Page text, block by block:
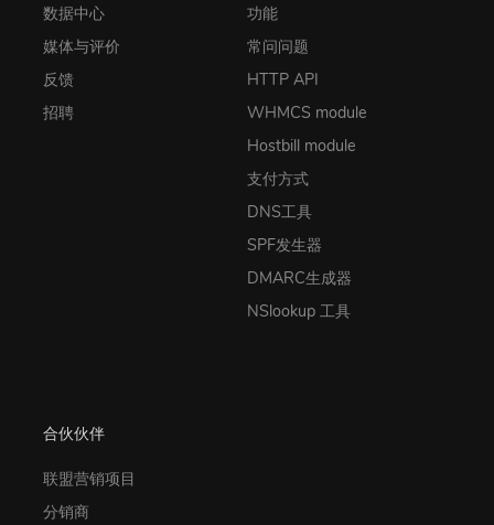
数据中心
媒体与评价
反馈
招聘
功能
常问问题
HTTP API
WHMCS module
Hostbill module
支付方式
DNS工具
SPF发生器
DMARC生成器
NSlookup 工具
合伙伙伴
联盟营销项目
分销商